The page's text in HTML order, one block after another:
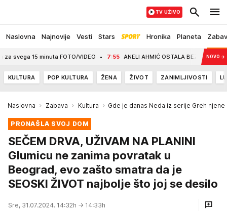
Naslovna Najnovije Vesti Stars Hronika Planeta
TV UŽIVO
minuta FOTO/VIDEO 7:55 ANELI AHMIĆ OSTALA BEZ 30.000 NAKONNOVO →
KULTURA POP KULTURA ŽENA ŽIVOT ZANIMLJIVOSTI
Naslovna Zabava Kultura Gde je danas Neda iz serije Greh njene
PRONAŠLA SVOJ DOM
SEČEM DRVA, UŽIVAM NA PLANINI
Glumicu ne zanima povratak u
Beograd, evo zašto smatra da je
SEOSKI ŽIVOT najbolje što joj se desilo
Sre, 31.07.2024. 14:32h → 14:33h